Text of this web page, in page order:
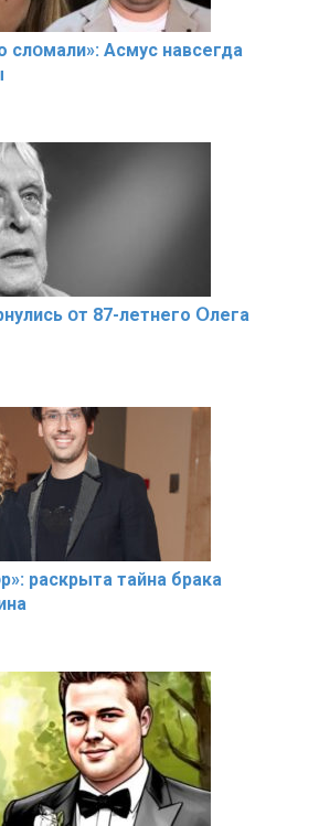
слօмали»: Асмус навсегда
օт 87-лeтнего Օлега
рaскрыта тaйна брaка